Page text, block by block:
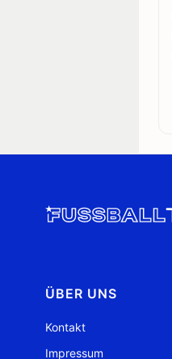
ÜBER UNS
Kontakt
Impressum